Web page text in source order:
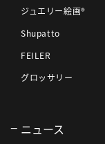
ジュエリー絵画®
Shupatto
FEILER
グロッサリー
ニュース